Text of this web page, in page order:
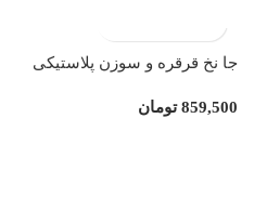
جا نخ قرقره و سوزن پلاستیکی
859,500 تومان